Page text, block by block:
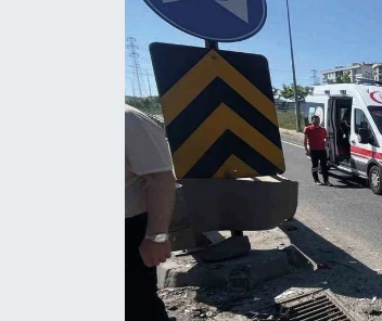
Gizlilik Sözleşmesi
İletişim
Yayın İlkeleri